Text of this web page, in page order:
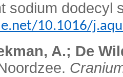
sodium dodecyl
10.1016/
A.; De